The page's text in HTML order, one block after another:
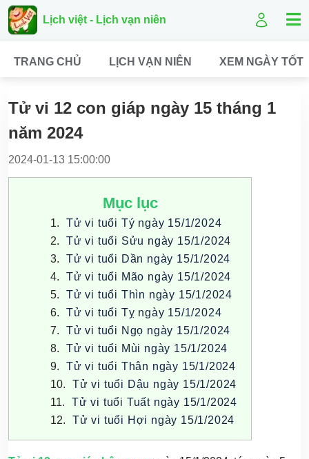
Lịch việt - Lịch vạn niên
TRANG CHỦ LỊCH VẠN NIÊN XEM NGÀY TỐT
Tử vi 12 con giáp ngày 15 tháng 1
năm 2024
2024-01-13 15:00:00
Mục lục
Tử vi tuổi Tý ngày 15/1/2024
Tử vi tuổi Sửu ngày 15/1/2024
Tử vi tuổi Dần ngày 15/1/2024
Tử vi tuổi Mão ngày 15/1/2024
Tử vi tuổi Thìn ngày 15/1/2024
Tử vi tuổi Tỵ ngày 15/1/2024
Tử vi tuổi Ngọ ngày 15/1/2024
Tử vi tuổi Mùi ngày 15/1/2024
Tử vi tuổi Thân ngày 15/1/2024
Tử vi tuổi Dậu ngày 15/1/2024
Tử vi tuổi Tuất ngày 15/1/2024
Tử vi tuổi Hợi ngày 15/1/2024